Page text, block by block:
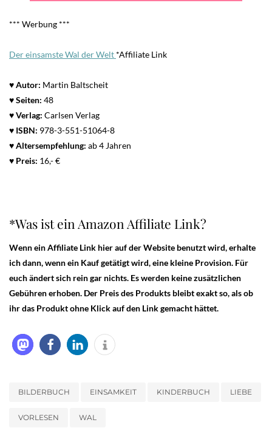
*** Werbung ***
Der einsamste Wal der Welt *Affiliate Link
♥ Autor: Martin Baltscheit
♥Seiten: 48
♥ Verlag: Carlsen Verlag
♥ ISBN: 978-3-551-51064-8
♥Altersempfehlung: ab 4 Jahren
♥ Preis: 16,- €
*Was ist ein Amazon Affiliate Link?
Wenn ein Affiliate Link hier auf der Website benutzt wird, erhalte
ich dann, wenn ein Kauf getätigt wird, eine kleine Provision. Für
euch ändert sich rein gar nichts. Es werden keine zusätzlichen
Gebühren erhoben. Der Preis des Produkts bleibt exakt so, als ob
ihr das Produkt ohne Klick auf den Link gemacht hättet.
BILDERBUCH EINSAMKEIT KINDERBUCH LIEBE
VORLESEN WAL